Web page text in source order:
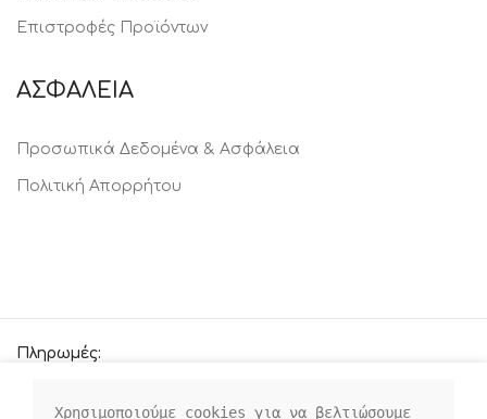
Επιστροφές Προϊόντων
ΑΣΦΑΛΕΙΑ
Προσωπικά Δεδομένα & Ασφάλεια
Πολιτική Απορρήτου
Πληρωμές:
Χρησιμοποιούμε cookies για να βελτιώσουμε